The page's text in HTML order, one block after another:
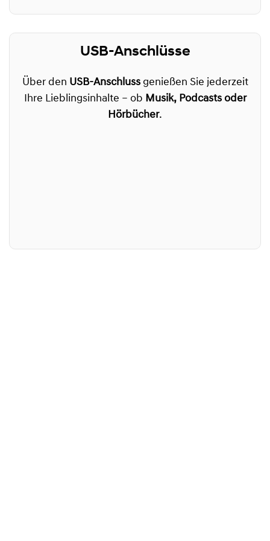
USB-Anschlüsse
Über den USB-Anschlussgenießen Sie jederzeit
Ihre Lieblingsinhalte – ob Musik, Podcasts oder
Hörbücher.